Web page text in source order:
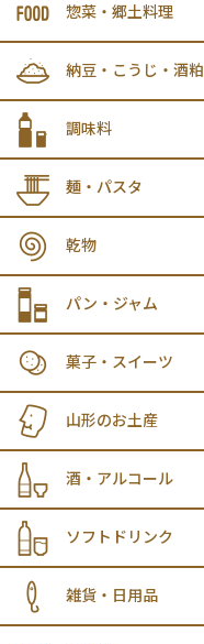
惣菜・郷土料理
納豆・こうじ・酒粕
調味料
麺・パスタ
乾物
パン・ジャム
菓子・スイーツ
山形のお土産
酒・アルコール
ソフトドリンク
雑貨・日用品